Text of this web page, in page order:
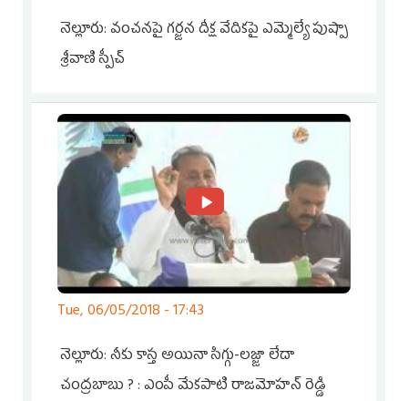
నెల్లూరు: వంచనపై గర్జన దీక్ష వేదికపై ఎమ్మెల్యే పుష్పా
శ్రీవాణి స్పీచ్
Tue, 06/05/2018 - 17:43
నెల్లూరు: నీకు కాస్త అయినా సిగ్గు-లజ్జా లేదా
చంద్రబాబు ? : ఎంపీ మేకపాటి రాజమోహన్ రెడ్డి